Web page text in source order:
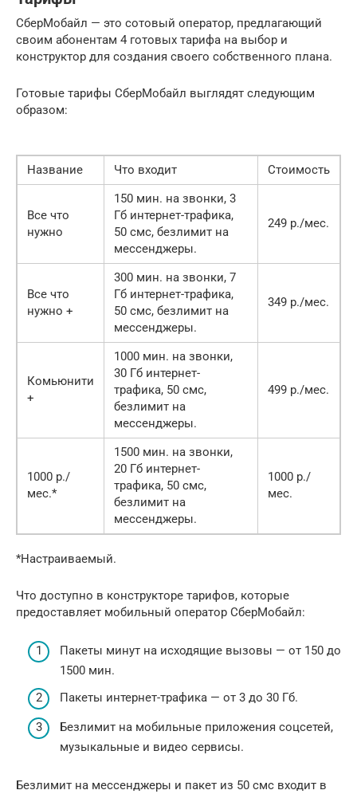
СберМобайл — это сотовый оператор, предлагающий
своим абонентам 4 готовых тарифа на выбор и
конструктор для создания своего собственного плана.
Готовые тарифы СберМобайл выглядят следующим
образом:
Название Что входит Стоимость
Все что
нужно
150 мин. на звонки, 3
Гб интернет-трафика,
50 смс, безлимит на
мессенджеры.
249 р./мес.
Все что
нужно +
300 мин. на звонки, 7
Гб интернет-трафика,
50 смс, безлимит на
мессенджеры.
349 р./мес.
Комьюнити
+
1000 мин. на звонки,
30 Гб интернет-
трафика, 50 смс,
безлимит на
мессенджеры.
499 р./мес.
1000 р./
мес.*
1500 мин. на звонки,
20 Гб интернет-
трафика, 50 смс,
безлимит на
мессенджеры.
1000 р./
мес.
*Настраиваемый.
Что доступно в конструкторе тарифов, которые
предоставляет мобильный оператор СберМобайл:
Пакеты минут на исходящие вызовы — от 150 до
1500 мин.
Пакеты интернет-трафика — от 3 до 30 Гб.
Безлимит на мобильные приложения соцсетей,
музыкальные и видео сервисы.
Безлимит на мессенджеры и пакет из 50 смс входит в